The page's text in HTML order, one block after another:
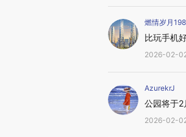
燃情岁月
比玩手机
2026-02-
AzurekrJ
公园将于2
2026-02-